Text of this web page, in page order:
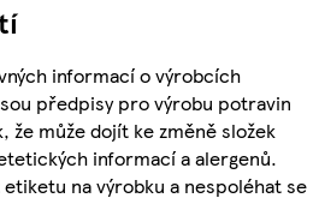
informací o výrobcích
předpisy pro výrobu potravin
že může dojít ke změně složek
informací a alergenů.
na výrobku a nespoléhat se